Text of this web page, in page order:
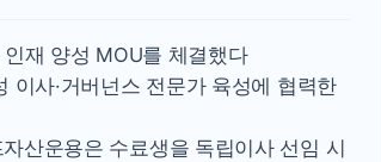
재 양성 MOU를 체결했다
이사·거버넌스 전문가 육성에 협력한
산운용은 수료생을 독립이사 선임 시